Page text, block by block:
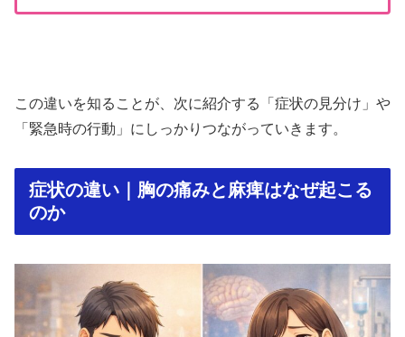
この違いを知ることが、次に紹介する「症状の見分け」や
「緊急時の行動」にしっかりつながっていきます。
症状の違い｜胸の痛みと麻痺はなぜ起こる
のか